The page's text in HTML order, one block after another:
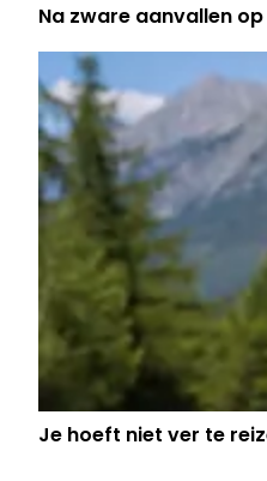
Na zware aanvallen
Je hoeft niet ver te